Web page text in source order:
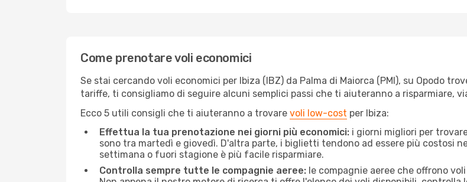
Come prenotare voli economici
Se stai cercando voli economici per Ibiza (IBZ) da Palma di Maiorca (PMI), su Opodo
tariffe, ti consigliamo di seguire alcuni semplici passi che ti aiuteranno a risparmiare,
Ecco 5 utili consigli che ti aiuteranno a trovare voli low-cost per Ibiza:
Effettua la tua prenotazione nei giorni più economici: i giorni migliori per
sono tra martedì e giovedì. D'altra parte, i biglietti tendono ad essere più costosi
settimana o fuori stagione è più facile risparmiare.
Controlla sempre tutte le compagnie aeree: le compagnie aeree che offrono